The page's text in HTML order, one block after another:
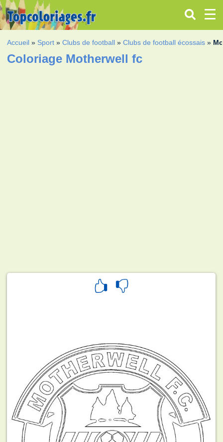
Accueil » Sport »Clubs de football »Clubs de football écossais »
Coloriage Motherwell fc